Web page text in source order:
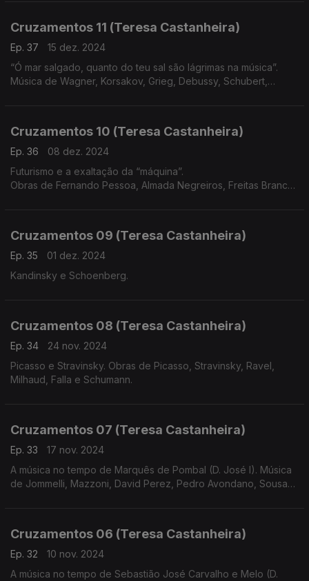
Cruzamentos 11 (Teresa Castanheira)
Ep. 37
15 dez. 2024
“Ó mar salgado, quanto do teu sal são lágrimas na música”.
Música de Wagner, Korsakov, Grieg, Debussy, Schubert,
Cruzamentos 10 (Teresa Castanheira)
Ep. 36
08 dez. 2024
Futurismo e a exaltação da “máquina”.
Obras de Fernando Pessoa, Almada Negreiros, Freitas Branco,
Cruzamentos 09 (Teresa Castanheira)
Ep. 35
01 dez. 2024
Kandinsky e Schoenberg.
Cruzamentos 08 (Teresa Castanheira)
Ep. 34
24 nov. 2024
Picasso e Stravinsky. Obras de Picasso, Stravinsky, Ravel,
Milhaud, Falla e Schumann.
Cruzamentos 07 (Teresa Castanheira)
Ep. 33
17 nov. 2024
A música no tempo de Marquês de Pombal (D. José I). Música
de Jommelli, Mazzoni, David Perez, Pedro Avondano, Sousa
Cruzamentos 06 (Teresa Castanheira)
Ep. 32
10 nov. 2024
A música no tempo de Sebastião José Carvalho e Melo (D.